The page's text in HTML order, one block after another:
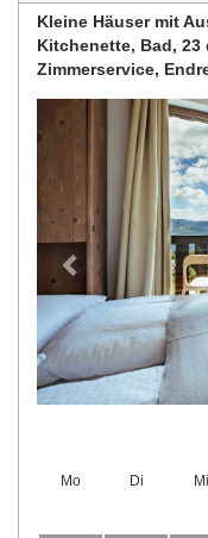
Kleine Häuser mit
Kitchenette, Bad, 23
Zimmerservice,
Previous
Mo Di Mi